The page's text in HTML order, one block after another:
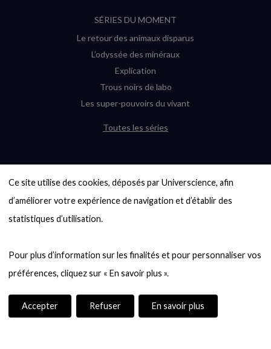
Ce site utilise des cookies, déposés par Universcience, afin
d’améliorer votre expérience de navigation et d’établir des
statistiques d’utilisation.
Pour plus d’information sur les finalités et pour personnaliser vos
Accepter Refuser En savoir plus
SÉRIES DU MOMENT
Le retour des animaux disparus
L’odyssée des minéraux
Explication
Trous noirs de labo
Les super-pouvoirs du vivant
Toutes les séries
6000 exoplanètes, et pas de « Terre »
en vue ?
Quel avenir pour les cryptos ?
Entre mathématiques et politique : la
quête d’un vote équitable
casse-tête